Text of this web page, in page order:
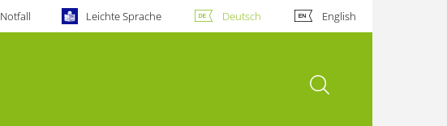
Notfall Leichte Sprache Deutsch English
Suche öffnen